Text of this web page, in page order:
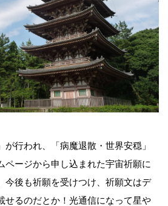
が行われ、「病魔退散・世界安穏」
ページから申し込まれた宇宙祈願に
今後も祈願を受けつけ、祈願文はデ
せるのだとか！光通信になって星や